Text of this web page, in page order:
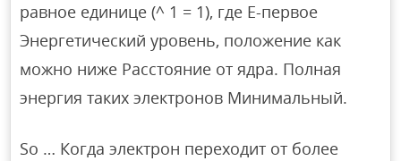
равное единице (^ 1 = 1), где E-первое
Энергетический уровень, положение как
можно ниже Расстояние от ядра. Полная
энергия таких электронов Минимальный.
So … Когда электрон переходит от более